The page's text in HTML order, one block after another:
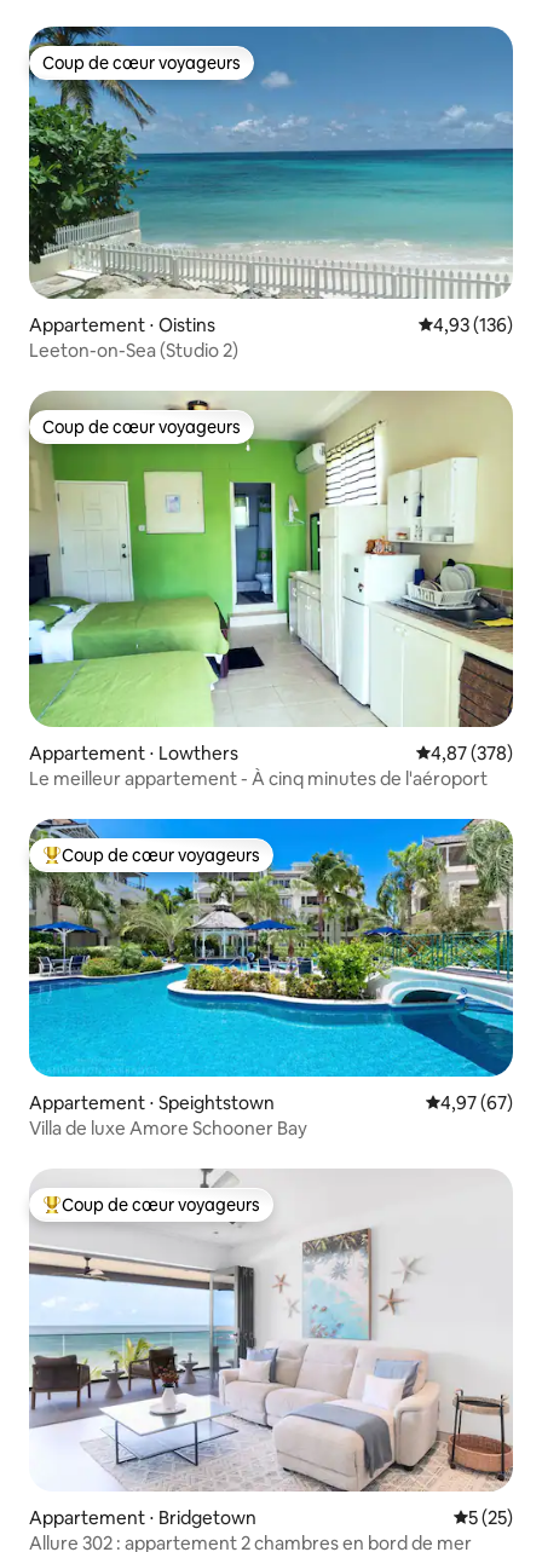
Coup de cœur voyageurs
Coup de cœur voyageurs
Appartement ⋅ Oistins Évaluation
4,93 (136)
Leeton-on-Sea (Studio 2)
Coup de cœur voyageurs
Coup de cœur voyageurs
Appartement ⋅ Lowthers Évaluation
4,87 (378)
Le meilleur appartement - À cinq minutes de l'aéroport
Coups de cœur voyageurs les plus appréciés
Coup de cœur voyageurs
Appartement ⋅ Speightstown Évaluation
4,97 (67)
Villa de luxe Amore Schooner Bay
Coups de cœur voyageurs les plus appréciés
Coup de cœur voyageurs
Appartement ⋅ Bridgetown
5 (25)
Allure 302 : appartement 2 chambres en bord de mer